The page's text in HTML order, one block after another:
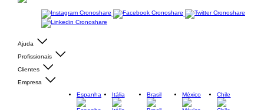
Ajuda
Profissionais
Clientes
Empresa
Espanha
Itália Brasil México Chile